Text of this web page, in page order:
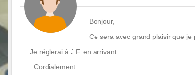
Bonjour,
Ce sera avec grand plaisir que je
Je réglerai à J.F. en arrivant.
Cordialement